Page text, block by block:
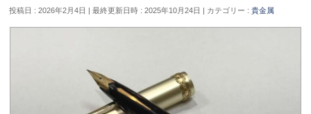
投稿日 : 2026年2月4日 最終更新日時 : 2025年10月24日 カテゴリー :貴金属